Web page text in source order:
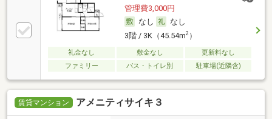
管理費3,000円
なし
なし
3階 / 3K（45.54m2）
礼金なし 敷金なし
更新料なし
ファミリー
バス・トイレ別 駐車場(近隣含)
賃貸マンション アメニティサイキ３